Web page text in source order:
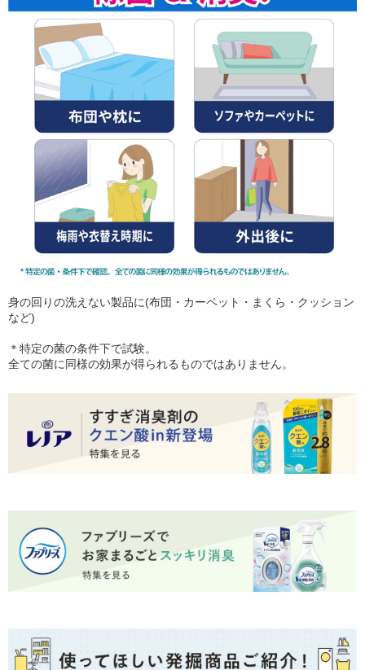
身の回りの洗えない製品に(布団・カーペット・まくら・クッション
など)
＊特定の菌の条件下で試験。
全ての菌に同様の効果が得られるものではありません。